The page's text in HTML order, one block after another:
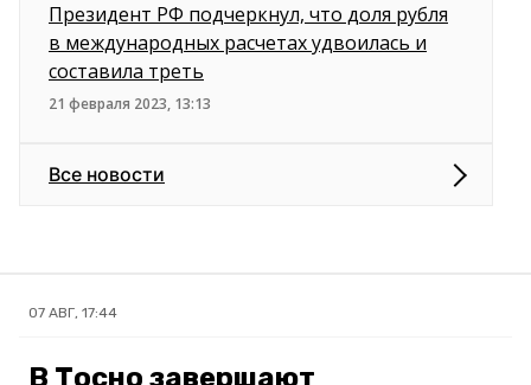
Президент РФ подчеркнул, что доля рубля
в международных расчетах удвоилась и
составила треть
21 февраля 2023, 13:13
Все новости
07 АВГ, 17:44
В Тосно завершают